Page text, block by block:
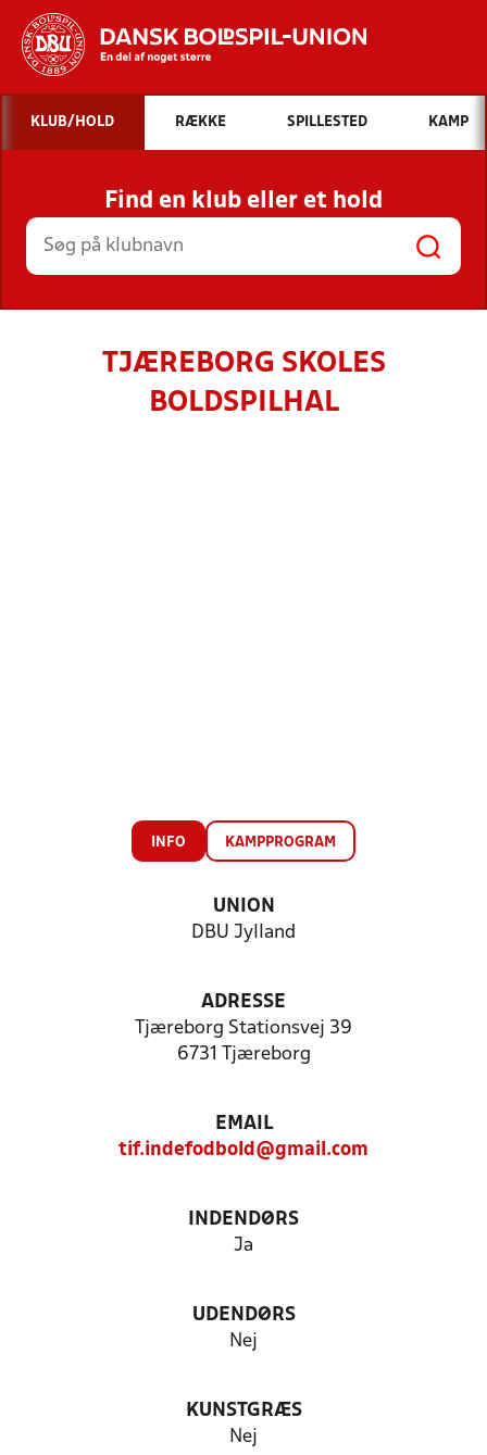
Hvad vil du søge efter?
INDHOLD OG NYHEDER
STILLINGER, RESULTATER, KLUBBER OG
HOLD
KLUB/HOLD RÆKKE SPILLESTED KAMP
Find en klub eller et hold
TJÆREBORG SKOLES
BOLDSPILHAL
INFO KAMPPROGRAM
UNION
DBU Jylland
ADRESSE
Tjæreborg Stationsvej 39
6731 Tjæreborg
EMAIL
tif.indefodbold@gmail.com
INDENDØRS
Ja
UDENDØRS
Nej
KUNSTGRÆS
Nej